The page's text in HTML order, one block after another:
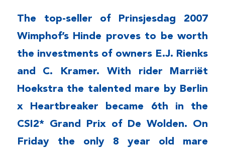
The top-seller of Prinsjesdag 2007
Wimphof’s Hinde proves to be worth
the investments of owners E.J. Rienks
and C. Kramer. With rider Marriët
Hoekstra the talented mare by Berlin
x Heartbreaker became 6th in the
CSI2* Grand Prix of De Wolden. On
Friday the only 8 year old mare